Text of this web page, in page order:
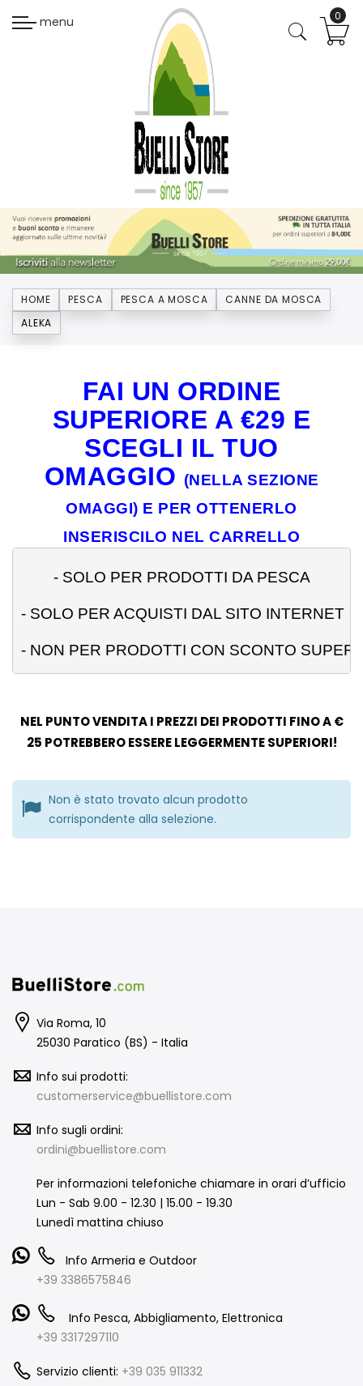
menu
HOME PESCA PESCA A MOSCA
CANNE DA MOSCA
ALEKA
FAI UN ORDINE
SUPERIORE A €29 E
SCEGLI IL TUO
OMAGGIO (NELLA SEZIONE
OMAGGI) E PER OTTENERLO
INSERISCILO NEL CARRELLO
- SOLO PER PRODOTTI DA PESCA
- SOLO PER ACQUISTI DAL SITO INTERNET
- NON PER PRODOTTI CON SCONTO
NEL PUNTO VENDITA I PREZZI DEI PRODOTTI FINO A €
25 POTREBBERO ESSERE LEGGERMENTE SUPERIORI!
Non è stato trovato alcun prodotto
corrispondente alla selezione.
Via Roma, 10
25030 Paratico (BS) - Italia
Info sui prodotti:
customerservice@buellistore.com
Info sugli ordini:
ordini@buellistore.com
Per informazioni telefoniche chiamare in orari d’ufficio
Lun - Sab 9.00 - 12.30 | 15.00 - 19.30
Lunedì mattina chiuso
Info Armeria e Outdoor
+39 3386575846
Info Pesca, Abbigliamento, Elettronica
+39 3317297110
Servizio clienti: +39 035 911332